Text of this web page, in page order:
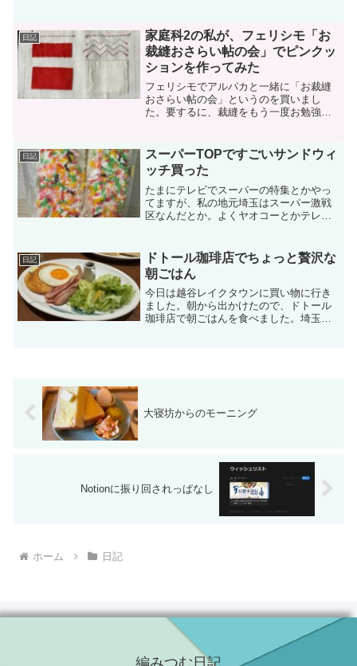
と合格しました！もう一つのサイトは全
然ダメだったん...
日記
家庭科2の私が、フェリシモ「お
裁縫おさらい帖の会」でピンクッ
ションを作ってみた
フェリシモでアルパカと一緒に「お裁縫
おさらい帖の会」というのを買いまし
た。要するに、裁縫をもう一度お勉強し
とずっと思っていたんですが、何せ家庭
科は2で縫い物の課題なん...
日記
スーパーTOPですごいサンドウィ
ッチ買った
たまにテレビでスーパーの特集とかやっ
てますが、私の地元埼玉はスーパー激戦
区なんだとか。よくヤオコーとかテレビ
出てきたりします。元々マミーマートっ
ていうスーパーだったの...
日記
ドトール珈琲店でちょっと贅沢な
朝ごはん
今日は越谷レイクタウンに買い物に行き
ました。朝から出かけたので、ドトール
珈琲店で朝ごはんを食べました。埼玉に
大寝坊からのモーニング
Notionに振り回されっぱなし
ホーム 日記
編みつむ日記